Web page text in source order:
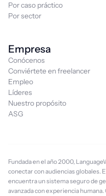
Por caso práctico
Por sector
Empresa
Conócenos
Conviértete en freelancer
Empleo
Líderes
Nuestro propósito
ASG
Fundada en el año 2000,
conectar con audiencias globales.
encuentra un sistema seguro de
avanzada con experiencia